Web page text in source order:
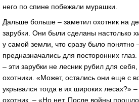
него по спине побежали мурашки.
Дальше больше – заметил охотник на
зарубки. Они были сделаны настолько
у самой земли, что сразу было понятно
предназначались для посторонних
– эти зарубки не лесник рубил для
охотники. «Может, остались они еще с
укрывался тогда в их широких лесах?»
охотник. – «Но нет. После войны прошло